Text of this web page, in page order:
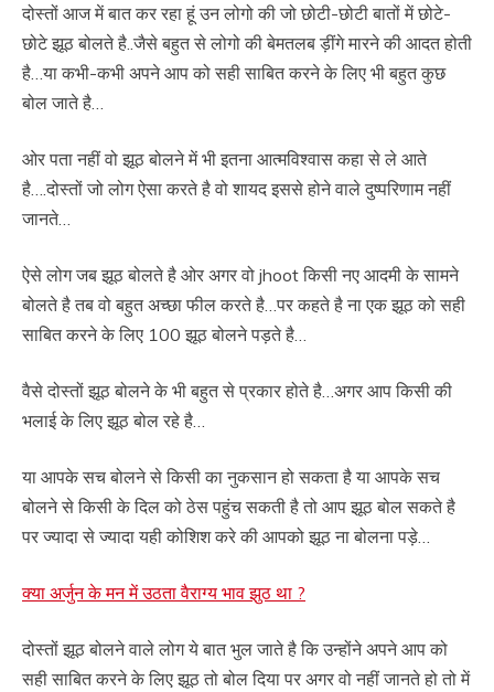
दोस्तों आज में बात कर रहा हूं उन लोगो की जो छोटी-छोटी बातों में छोटे-
छोटे झूठ बोलते है..जैसे बहुत से लोगो की बेमतलब ड़ींगे मारने की आदत होती
है…या कभी-कभी अपने आप को सही साबित करने के लिए भी बहुत कुछ
बोल जाते है…
ओर पता नहीं वो झूठ बोलने में भी इतना आत्मविश्वास कहा से ले आते
है….दोस्तों जो लोग ऐसा करते है वो शायद इससे होने वाले दुष्परिणाम नहीं
जानते…
ऐसे लोग जब झूठ बोलते है ओर अगर वो jhoot किसी नए आदमी के सामने
बोलते है तब वो बहुत अच्छा फील करते है…पर कहते है ना एक झूठ को सही
साबित करने के लिए 100 झूठ बोलने पड़ते है…
वैसे दोस्तों झूठ बोलने के भी बहुत से प्रकार होते है…अगर आप किसी की
भलाई के लिए झूठ बोल रहे है…
या आपके सच बोलने से किसी का नुकसान हो सकता है या आपके सच
बोलने से किसी के दिल को ठेस पहुंच सकती है तो आप झूठ बोल सकते है
पर ज्यादा से ज्यादा यही कोशिश करे की आपको झूठ ना बोलना पड़े…
क्या अर्जुन के मन में उठता वैराग्य भाव झुठ था ?
दोस्तों झूठ बोलने वाले लोग ये बात भुल जाते है कि उन्होंने अपने आप को
सही साबित करने के लिए झूठ तो बोल दिया पर अगर वो नहीं जानते हो तो में